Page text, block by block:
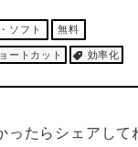
ソフト 無料
ートカット 効率化
ったらシェアして